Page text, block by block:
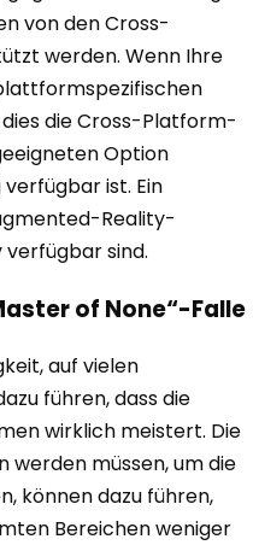
von den Cross-
werden. Wenn Ihre
die Cross-Platform-
Option
ist. Ein
Reality-
sind.
of None“-Falle
auf vielen
führen, dass die
wirklich meistert. Die
werden müssen, um die
können dazu führen,
Bereichen weniger